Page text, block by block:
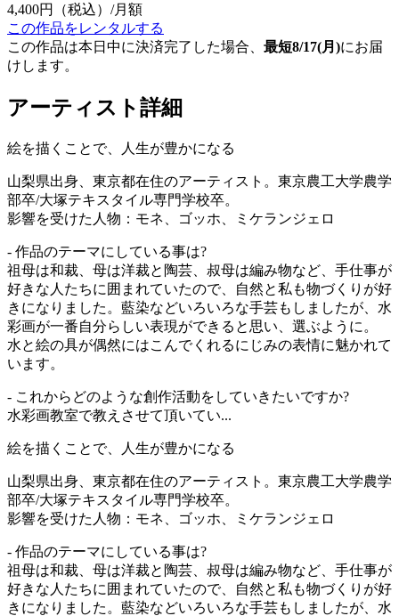
4,400円
（税込）/月額
この作品をレンタルする
この作品は本日中に決済完了した場合、 最短8/17(月)にお届
けします。
アーティスト詳細
絵を描くことで、人生が豊かになる
山梨県出身、東京都在住のアーティスト。東京農工大学農学
部卒/大塚テキスタイル専門学校卒。
影響を受けた人物：モネ、ゴッホ、ミケランジェロ
- 作品のテーマにしている事は?
祖母は和裁、母は洋裁と陶芸、叔母は編み物など、手仕事が
好きな人たちに囲まれていたので、自然と私も物づくりが好
きになりました。藍染などいろいろな手芸もしましたが、水
彩画が一番自分らしい表現ができると思い、選ぶように。
水と絵の具が偶然にはこんでくれるにじみの表情に魅かれて
います。
- これからどのような創作活動をしていきたいですか?
水彩画教室で教えさせて頂いてい...
絵を描くことで、人生が豊かになる
山梨県出身、東京都在住のアーティスト。東京農工大学農学
部卒/大塚テキスタイル専門学校卒。
影響を受けた人物：モネ、ゴッホ、ミケランジェロ
- 作品のテーマにしている事は?
祖母は和裁、母は洋裁と陶芸、叔母は編み物など、手仕事が
好きな人たちに囲まれていたので、自然と私も物づくりが好
きになりました。藍染などいろいろな手芸もしましたが、水